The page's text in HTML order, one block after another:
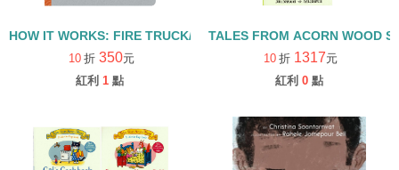
HOW IT WORKS: FIRE TRUCK/硬頁書
10 折 350元
紅利 1 點
TALES FROM ACORN WOOD
10 折 1317元
紅利 0 點